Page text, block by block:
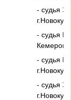
- судья
- судья
- судья
- судья